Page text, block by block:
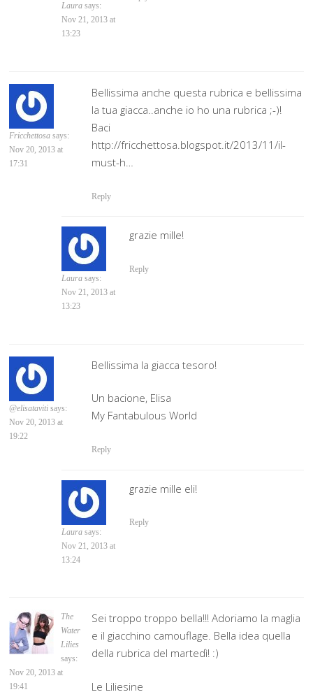
Laura says:
Nov 21, 2013 at
13:23
Fricchettosa says:
Nov 20, 2013 at
17:31
Bellissima anche questa rubrica e bellissima
la tua giacca..anche io ho una rubrica ;-)!
Baci
http://fricchettosa.blogspot.it/2013/11/il-
must-h…
Reply
Laura says:
Nov 21, 2013 at
13:23
grazie mille!
Reply
@elisataviti says:
Nov 20, 2013 at
19:22
Bellissima la giacca tesoro!
Un bacione, Elisa
My Fantabulous World
Reply
Laura says:
Nov 21, 2013 at
13:24
grazie mille eli!
Reply
The
Water
Lilies
says:
Nov 20, 2013 at
19:41
Sei troppo troppo bella!!! Adoriamo la maglia
e il giacchino camouflage. Bella idea quella
della rubrica del martedì! :)
Le Liliesine